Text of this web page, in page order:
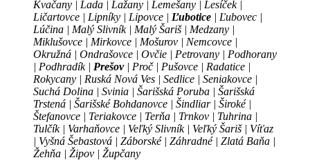
Kvačany | Lada | Lažany | Lemešany | Lesíček |
Ličartovce | Lipníky | Lipovce | Ľubotice | Ľubovec |
Lúčina | Malý Slivník | Malý Šariš | Medzany |
Miklušovce | Mirkovce | Mošurov | Nemcovce |
Okružná | Ondrašovce | Ovčie | Petrovany | Podhorany
| Podhradík | Prešov| Proč | Pušovce | Radatice |
Rokycany | Ruská Nová Ves | Sedlice | Seniakovce |
Suchá Dolina | Svinia | Šarišská Poruba | Šarišská
Trstená | Šarišské Bohdanovce | Šindliar | Široké |
Štefanovce | Teriakovce | Terňa | Trnkov | Tuhrina |
Tulčík | Varhaňovce | Veľký Slivník | Veľký Šariš | Víťaz
| Vyšná Šebastová | Záborské | Záhradné | Zlatá Baňa |
Žehňa | Žipov | Župčany